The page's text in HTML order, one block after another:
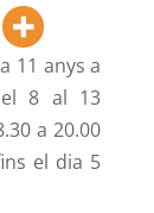
11 anys a
8 al 13
a 20.00
el dia 5